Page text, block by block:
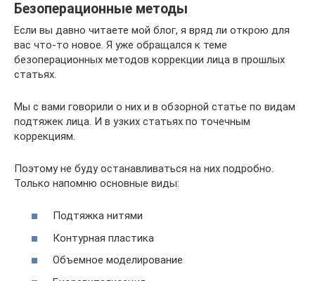
Безоперационные методы
Если вы давно читаете мой блог, я вряд ли открою для
вас что-то новое. Я уже обращался к теме
безоперационных методов коррекции лица в прошлых
статьях.
Мы с вами говорили о них и в обзорной статье по видам
подтяжек лица. И в узких статьях по точечным
коррекциям.
Поэтому не буду останавливаться на них подробно.
Только напомню основные виды:
Подтяжка нитями
Контурная пластика
Объемное моделирование